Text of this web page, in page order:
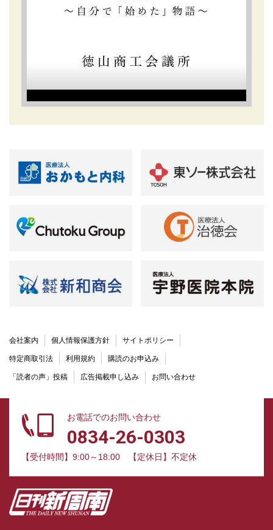
会社案内 個人情報保護方針 サイトポリシー
特定商取引法 利用規約 購読のお申込み
「読者の声」投稿 広告掲載申し込み お問い合わせ
お電話でのお問い合わせ
0834-26-0303
【受付時間】9:00～18:00 【定休日】不定休